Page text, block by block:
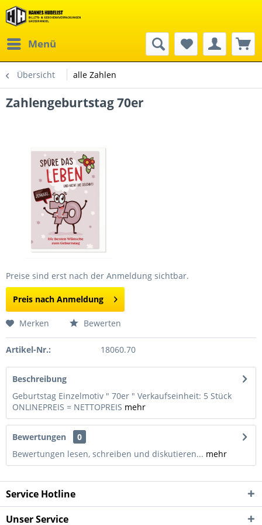
Menü
Übersicht alle Zahlen
Zahlengeburtstag 70er
Preise sind erst nach der Anmeldung sichtbar.
Preis nach Anmeldung
Merken Bewerten
Artikel-Nr.: 18060.70
Beschreibung
Geburtstag Einzelmotiv " 70er " Verkaufseinheit: 5 Stück
ONLINEPREIS = NETTOPREIS mehr
Bewertungen
0
Bewertungen lesen, schreiben und diskutieren... mehr
Service Hotline
Unser Service